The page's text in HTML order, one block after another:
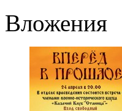
Вложения